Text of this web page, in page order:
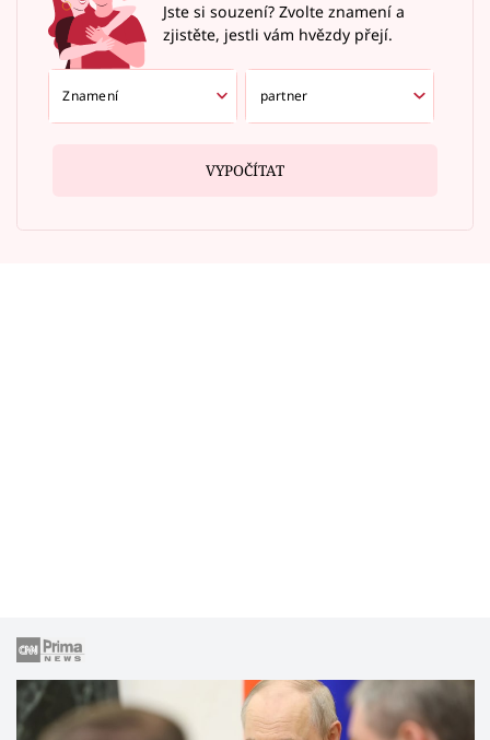
Jste si souzení? Zvolte znamení a
zjistěte, jestli vám hvězdy přejí.
VYPOČÍTAT